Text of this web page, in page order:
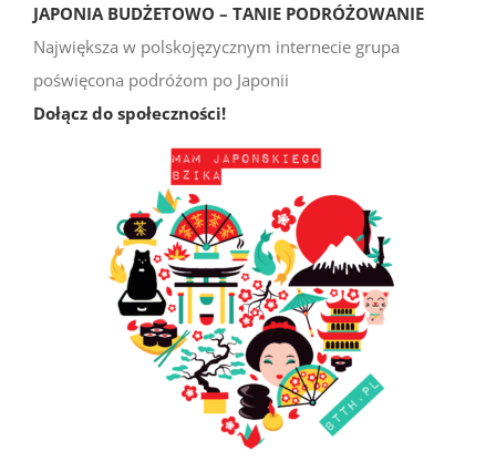
JAPONIA BUDŻETOWO – TANIE PODRÓŻOWANIE
Największa w polskojęzycznym internecie grupa
poświęcona podróżom po Japonii
Dołącz do społeczności!